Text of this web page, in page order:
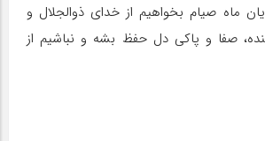
ماه صیام بخواهیم از خدای ذوالجلال و
صفا و پاکی دل حفظ بشه و نباشیم از